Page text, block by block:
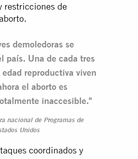
restricciones de
demoledoras se
país. Una de cada tres
reproductiva viven
el aborto es
inaccesible."
nacional de Programas de
Unidos
coordinados y